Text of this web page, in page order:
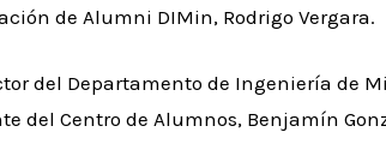
de Alumni DIMin, Rodrigo Vergara.
del Departamento de Ingeniería de
del Centro de Alumnos, Benjamín